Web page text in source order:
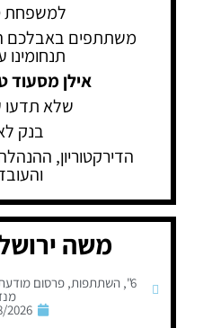
למשפחת
משתתפים באבלכם
אילן מסעוד
שלא תדעו
בנק
הדירקטוריון,
משה
6"
,השתתפות,פרסום
2026